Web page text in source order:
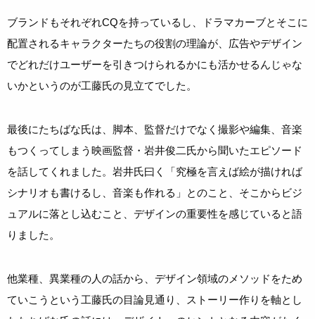
ブランドもそれぞれCQを持っているし、ドラマカーブとそこに
配置されるキャラクターたちの役割の理論が、広告やデザイン
でどれだけユーザーを引きつけられるかにも活かせるんじゃな
いかというのが工藤氏の見立てでした。
最後にたちばな氏は、脚本、監督だけでなく撮影や編集、音楽
もつくってしまう映画監督・岩井俊二氏から聞いたエピソード
を話してくれました。岩井氏曰く「究極を言えば絵が描ければ
シナリオも書けるし、音楽も作れる」とのこと、そこからビジ
ュアルに落とし込むこと、デザインの重要性を感じていると語
りました。
他業種、異業種の人の話から、デザイン領域のメソッドをため
ていこうという工藤氏の目論見通り、ストーリー作りを軸とし